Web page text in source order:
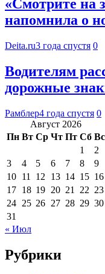
«Смотрите
напомнила о
Deita.ru3 года спустя 0
Водителям
дорожные
Рамблер4 года спустя 0
Август 2026
Пн Вт Ср Чт Пт Сб Вс
1
2
3
4 5 6 7 8
9
10 11 12 13 14 15 16
17 18 19 20 21 22 23
24 25 26 27 28 29 30
31
« Июл
Рубрики